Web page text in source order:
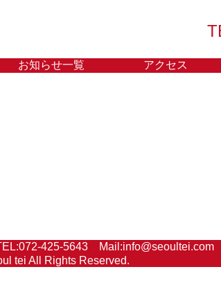
お知らせ一覧 アクセス
425-5643 Mail:info@seoultei.com
tei All Rights Reserved.